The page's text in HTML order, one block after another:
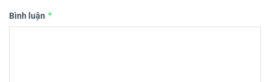
Bình luận *